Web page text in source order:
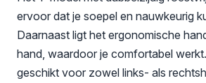
ervoor dat je soepel en nauwkeurig
Daarnaast ligt het ergonomische
hand, waardoor je comfortabel
geschikt voor zowel links- als